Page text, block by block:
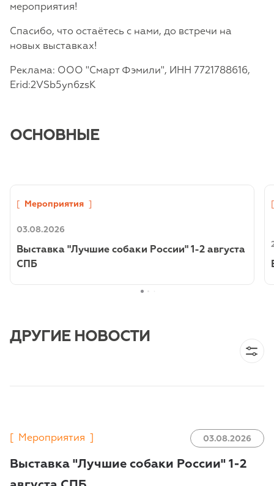
мероприятия!
Спасибо, что остаётесь с нами, до встречи на
новых выставках!
Реклама: ООО "Смарт Фэмили", ИНН 7721788616,
Erid:2VSb5yn6zsK
ОСНОВНЫЕ
Мероприятия
03.08.2026
Выставка "Лучшие собаки России" 1-2 августа
СПБ
ДРУГИЕ НОВОСТИ
Мероприятия 03.08.2026
Выставка "Лучшие собаки России" 1-2